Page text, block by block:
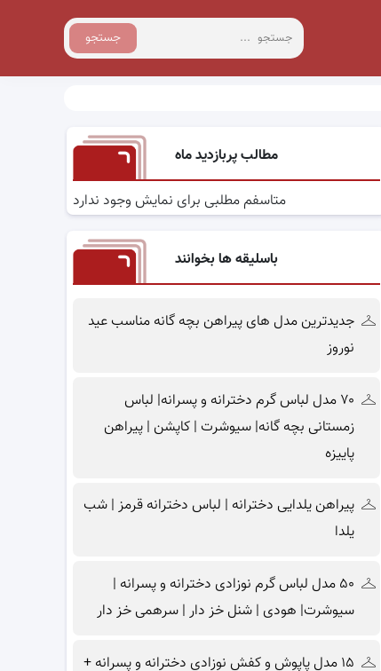
جستجو
مطالب پربازدید ماه
متاسفم مطلبی برای نمایش وجود ندارد
باسلیقه ها بخوانند
جدیدترین مدل های پیراهن بچه گانه مناسب عید
نوروز
۷۰ مدل لباس گرم دخترانه و پسرانه| لباس
زمستانی بچه گانه| سیوشرت | کاپشن | پیراهن
پاییزه
پیراهن یلدایی دخترانه | لباس دخترانه قرمز | شب
یلدا
۵۰ مدل لباس گرم نوزادی دخترانه و پسرانه |
سیوشرت| هودی | شنل خز دار | سرهمی خز دار
۱۵ مدل پاپوش و کفش نوزادی دخترانه و پسرانه +